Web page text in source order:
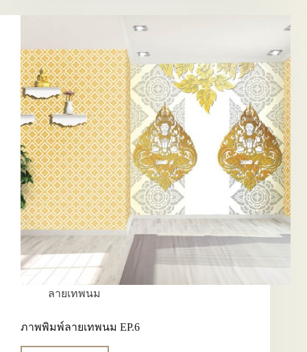
ลายเทพนม
ภาพพิมพ์ลายเทพนม EP.6